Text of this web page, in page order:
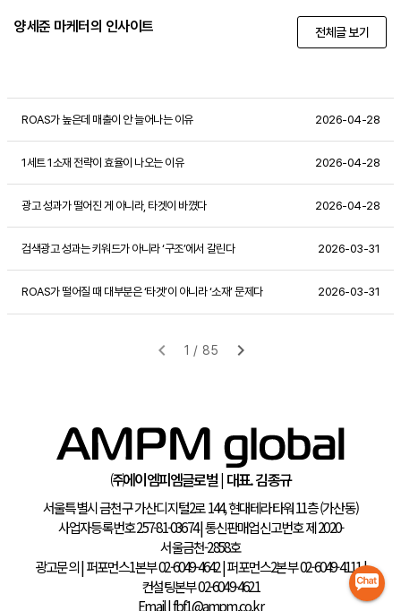
양세준 마케터의 인사이트 전체글 보기
ROAS가 높은데 매출이 안 늘어나는 이유 2026-04-28
1세트 1소재 전략이 효율이 나오는 이유 2026-04-28
광고 성과가 떨어진 게 아니라, 타겟이 바꼈다 2026-04-28
검색광고 성과는 키워드가 아니라 ‘구조’에서 갈린다 2026-03-31
ROAS가 떨어질 때 대부분은 ‘타겟’이 아니라 ‘소재’ 문제다 2026-03-31